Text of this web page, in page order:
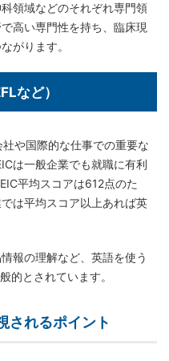
領域などのそれぞれ専門領
高い専門性を持ち、臨床現
がります。
など）
や国際的な仕事での重要な
は一般企業でも就職に有利
平均スコアは612点のた
は平均スコア以上あれば英
報の理解など、英語を使う
的とされています。
されるポイント